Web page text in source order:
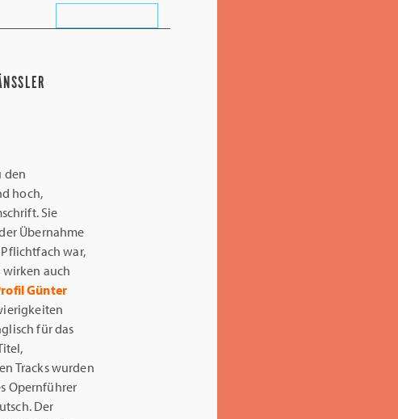
den
hoch,
Sie
Übernahme
war,
wirken auch
Günter
für das
Tracks wurden
Opernführer
Der